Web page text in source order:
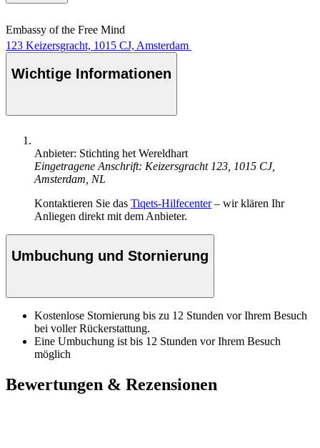
Embassy of the Free Mind
123 Keizersgracht, 1015 CJ, Amsterdam
Wichtige Informationen
Anbieter: Stichting het Wereldhart
Eingetragene Anschrift: Keizersgracht 123, 1015 CJ,
Amsterdam, NL
Kontaktieren Sie das Tiqets-Hilfecenter– wir klären Ihr
Anliegen direkt mit dem Anbieter.
Umbuchung und Stornierung
Kostenlose Stornierung bis zu 12 Stunden vor Ihrem Besuch
bei voller Rückerstattung.
Eine Umbuchung ist bis 12 Stunden vor Ihrem Besuch
möglich
Bewertungen & Rezensionen